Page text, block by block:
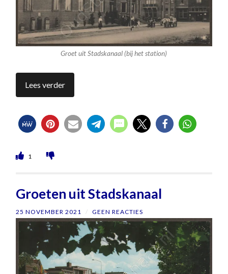
Groet uit Stadskanaal (bij het station)
Lees verder
1
Groeten uit Stadskanaal
25 NOVEMBER 2021 / GEEN REACTIES